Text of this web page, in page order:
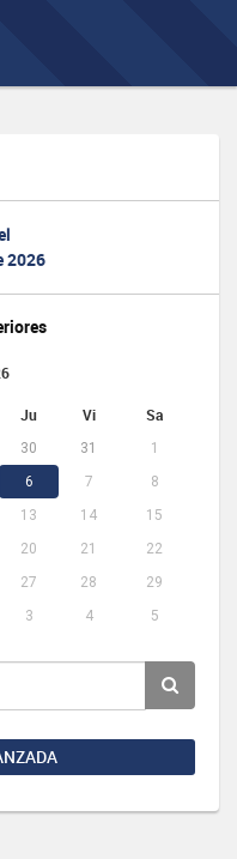
2026
Ju Vi Sa
30 31
1
6 7
8
13 14
15
20 21
22
27 28
29
3 4 5